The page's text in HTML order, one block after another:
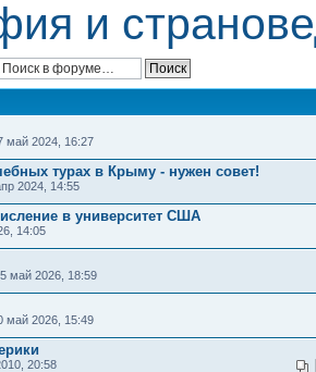
и
май 2024, 16:27
турах в Крыму - нужен совет!
2024, 14:55
в университет США
14:05
май 2026, 18:59
май 2026, 15:49
20:58